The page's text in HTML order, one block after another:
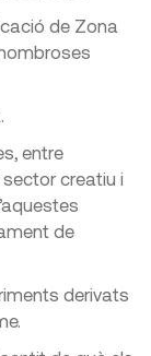
de Zona
entre
creatiu i
de
derivats